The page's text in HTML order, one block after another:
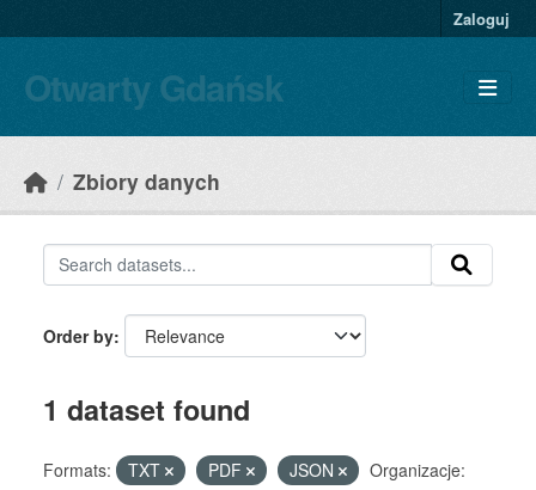
Zaloguj
Otwarty Gdańsk
Zbiory danych
Order by
1 dataset found
Formats: TXT PDF JSON
Organizacje: